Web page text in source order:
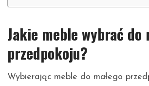
Jakie meble wybrać do
przedpokoju?
Wybierając meble do małego